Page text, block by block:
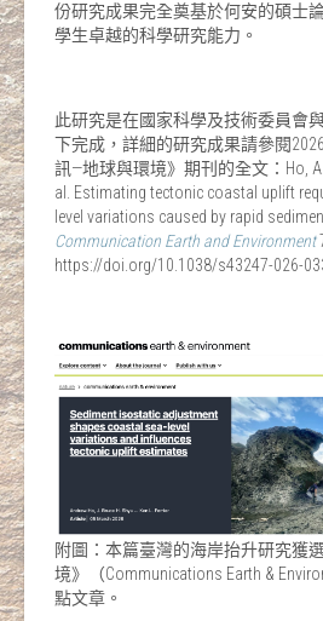
份研究成果完全奠基於何安的碩士
學生卓越的科學研究能力。
此研究是在國家科學及技術委員會
下完成，詳細的研究成果請參閱
訊—地球與環境》期刊的全文：Ho, A.,
al. Estimating tectonic coastal uplift
level variations caused by rapid
Communication Earth and Environment
https://doi.org/10.1038/s43247-026-
附圖：本篇臺灣的海岸抬升研究獲
境》（Communications Earth &
點文章。